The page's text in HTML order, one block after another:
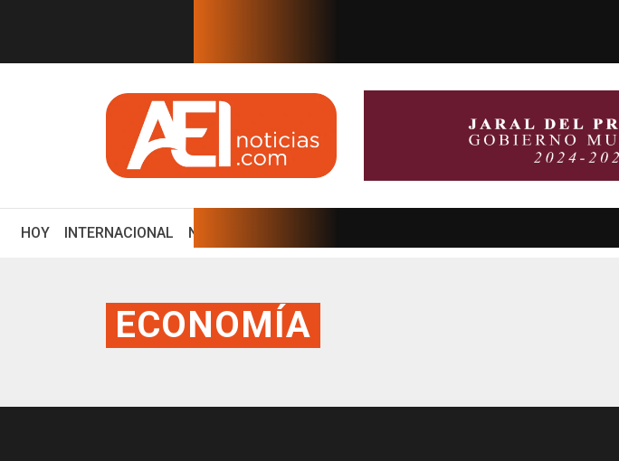
EN TIEMPO REAL ¿Quién gobierna al Gobernador? Algunas narcohistoria...
HOY(CURRENT)
INTERNACIONAL NACIONAL
ECONOMÍA